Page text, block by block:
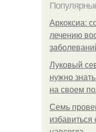
Аркоксиа:
лечению
Луковый
нужно
на своем
Семь